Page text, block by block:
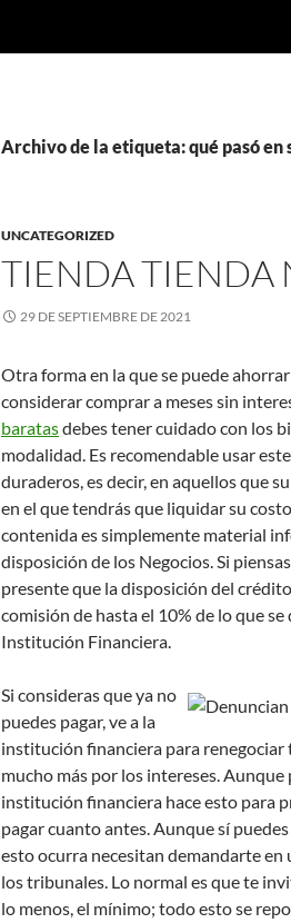
Archivo de la etiqueta: qué pasó en
UNCATEGORIZED
TIENDA TIENDA
29 DE SEPTIEMBRE DE 2021
Otra forma en la que se puede
considerar comprar a meses sin
baratasdebes tener cuidado con los
modalidad. Es recomendable usar
duraderos, es decir, en aquellos que
en el que tendrás que liquidar su
contenida es simplemente material
disposición de los Negocios. Si
presente que la disposición del
comisión de hasta el 10% de lo que
Institución Financiera.
Si consideras que ya no
puedes pagar, ve a la
institución financiera para renegociar
mucho más por los intereses. Aunque
institución financiera hace esto para
pagar cuanto antes. Aunque sí
esto ocurra necesitan demandarte
los tribunales. Lo normal es que te
lo menos, el mínimo; todo esto se